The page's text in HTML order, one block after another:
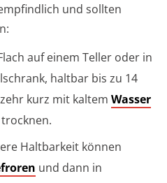
und sollten
auf einem Teller oder in
haltbar bis zu 14
kurz mit kaltem Wasser
Haltbarkeit können
und dann in